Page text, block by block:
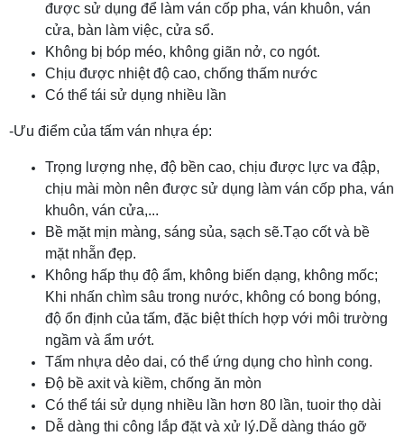
được sử dụng để làm ván cốp pha, ván khuôn, ván
cửa, bàn làm việc, cửa sổ.
Không bị bóp méo, không giãn nở, co ngót.
Chịu được nhiệt độ cao, chống thấm nước
Có thể tái sử dụng nhiều lần
-Ưu điểm của tấm ván nhựa ép:
Trọng lượng nhẹ, độ bền cao, chịu được lực va đập,
chịu mài mòn nên được sử dụng làm ván cốp pha, ván
khuôn, ván cửa,...
Bề mặt mịn màng, sáng sủa, sạch sẽ.Tạo cốt và bề
mặt nhẵn đẹp.
Không hấp thụ độ ẩm, không biến dạng, không mốc;
Khi nhấn chìm sâu trong nước, không có bong bóng,
độ ổn định của tấm, đặc biệt thích hợp với môi trường
ngầm và ẩm ướt.
Tấm nhựa dẻo dai, có thể ứng dụng cho hình cong.
Độ bề axit và kiềm, chống ăn mòn
Có thể tái sử dụng nhiều lần hơn 80 lần, tuoir thọ dài
Dễ dàng thi công lắp đặt và xử lý.Dễ dàng tháo gỡ